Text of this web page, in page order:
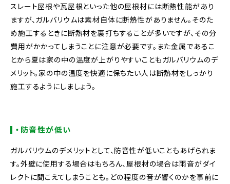
スレート屋根や瓦屋根といった他の屋根材には断熱性能があり
ますが、ガルバリウムは素材自体に断熱性がありません。そのた
め施工するときに断熱材を裏打ちすることが多いですが、その分
費用がかかってしまうことに注意が必要です。また金属であるこ
とから夏は家の中の温度が上がりやすいこともガルバリウムのデ
メリット。家の中の温度を快適に保ちたい人は断熱材をしっかり
施工するようにしましょう。
・防音性が低い
ガルバリウムのデメリットとして、防音性が低いこともあげられま
す。外壁に使用する場合はもちろん、屋根材の場合は雨音がダイ
レクトに聞こえてしまうことも。どの程度の音が響くのかを事前に